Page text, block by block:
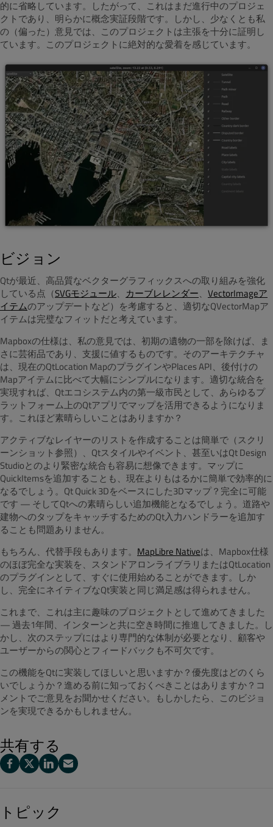
的に省略しています。したがって、これはまだ進行中のプロジェ
クトであり、明らかに概念実証段階です。しかし、少なくとも私
の（偏った）意見では、このプロジェクトは主張を十分に証明し
ています。このプロジェクトに絶対的な愛着を感じています。
ビジョン
Qtが最近、高品質なベクターグラフィックスへの取り組みを強化
している点（SVGモジュール、 カーブレレンダー、 VectorImageア
イテムのアップデートなど）を考慮すると、適切なQVectorMapア
イテムは完璧なフィットだと考えています。
Mapboxの仕様は、私の意見では、初期の遺物の一部を除けば、ま
さに芸術品であり、支援に値するものです。そのアーキテクチャ
は、現在のQtLocation MapのプラグインやPlaces API、後付けの
Mapアイテムに比べて大幅にシンプルになります。適切な統合を
実現すれば、Qtエコシステム内の第一級市民として、あらゆるプ
ラットフォーム上のQtアプリでマップを活用できるようになりま
す。これほど素晴らしいことはありますか？
アクティブなレイヤーのリストを作成することは簡単で（スクリ
ーンショット参照）、Qtスタイルやイベント、甚至いはQt Design
Studioとのより緊密な統合も容易に想像できます。マップに
QuickItemsを追加することも、現在よりもはるかに簡単で効率的に
なるでしょう。Qt Quick 3Dをベースにした3Dマップ？完全に可能
です — そしてQtへの素晴らしい追加機能となるでしょう。道路や
建物へのタップをキャッチするためのQt入力ハンドラーを追加す
ることも問題ありません。
もちろん、代替手段もあります。 MapLibre Nativeは、Mapbox仕様
のほぼ完全な実装を、スタンドアロンライブラリまたはQtLocation
のプラグインとして、すぐに使用始めることができます。しか
し、完全にネイティブなQt実装と同じ満足感は得られません。
これまで、これは主に趣味のプロジェクトとして進めてきました
— 過去1年間、インターンと共に空き時間に推進してきました。し
かし、次のステップにはより専門的な体制が必要となり、顧客や
ユーザーからの関心とフィードバックも不可欠です。
この機能をQtに実装してほしいと思いますか？優先度はどのくら
いでしょうか？進める前に知っておくべきことはありますか？コ
メントでご意見をお聞かせください。もしかしたら、このビジョ
ンを実現できるかもしれません。
共有する
トピック